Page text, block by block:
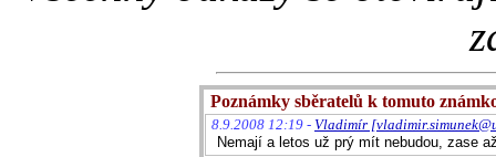
Poznámky sběratelů k tomuto
8.9.2008 12:19 - Vladimír
Nemají a letos už prý mít nebudou, zase